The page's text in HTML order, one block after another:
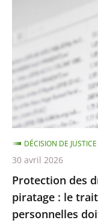
le
piratage
:
le
traitement
de
données
personnelles
doit
être
Protection des
piratage : le
personnelles
DÉCISION DE JUSTICE
30 avril 2026